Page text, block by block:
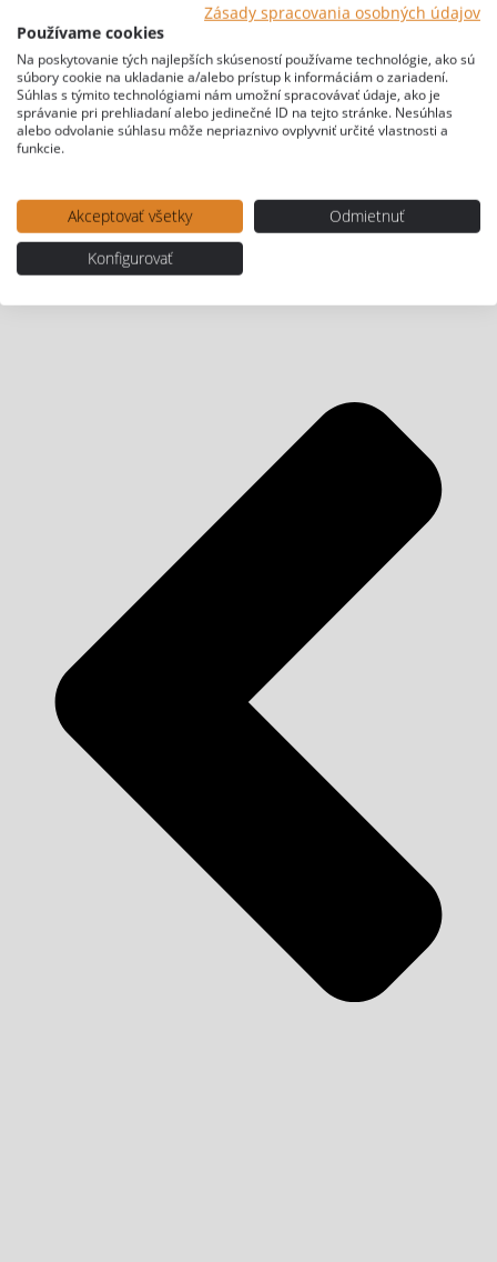
Zásady spracovania osobných údajov
Používame cookies
Na poskytovanie tých najlepších skúseností používame technológie, ako sú
súbory cookie na ukladanie a/alebo prístup k informáciám o zariadení.
Súhlas s týmito technológiami nám umožní spracovávať údaje, ako je
správanie pri prehliadaní alebo jedinečné ID na tejto stránke. Nesúhlas
alebo odvolanie súhlasu môže nepriaznivo ovplyvniť určité vlastnosti a
funkcie.
Akceptovať všetky
Odmietnuť
Konfigurovať